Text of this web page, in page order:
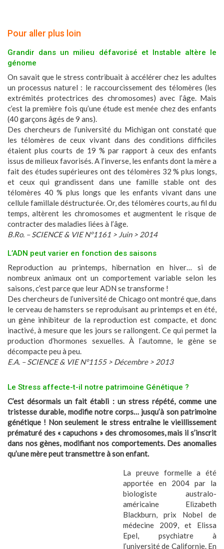
Pour aller plus loin
Grandir dans un milieu défavorisé et Instable altère le
génome
On savait que le stress contribuait à accélérer chez les adultes
un processus naturel : le raccourcissement des télomères (les
extrémités protectrices des chromosomes) avec l’âge. Mais
c’est la première fois qu’une étude est menée chez des enfants
(40 garçons âgés de 9 ans).
Des chercheurs de l’université du Michigan ont constaté que
les télomères de ceux vivant dans des conditions difficiles
étaient plus courts de 19 % par rapport à ceux des enfants
issus de milieux favorisés. A l’inverse, les enfants dont la mère a
fait des études supérieures ont des télomères 32 % plus longs,
et ceux qui grandissent dans une famille stable ont des
télomères 40 % plus longs que les enfants vivant dans une
cellule famillale déstructurée. Or, des télomères courts, au fil du
temps, altèrent les chromosomes et augmentent le risque de
contracter des maladies liées à l’âge.
B.Ro. – SCIENCE & VIE N°1161 > Juin > 2014
L’ADN peut varier en fonction des saisons
Reproduction au printemps, hibernation en hiver… si de
nombreux animaux ont un comportement variable selon les
saisons, c’est parce que leur ADN se transforme !
Des chercheurs de l’université de Chicago ont montré que, dans
le cerveau de hamsters se reproduisant au printemps et en été,
un gène inhibiteur de la reproduction est compacte, et donc
inactivé, à mesure que les jours se rallongent. Ce qui permet la
production d’hormones sexuelles. À l’automne, le gène se
décompacte peu à peu.
E.A. – SCIENCE & VIE N°1155 > Décembre > 2013
Le Stress affecte-t-il notre patrimoine Génétique ?
C’est désormais un fait établi : un stress répété, comme une
tristesse durable, modifie notre corps… jusqu’à son patrimoine
génétique ! Non seulement le stress entraîne le vieillissement
prématuré des « capuchons » des chromosomes, mais il s’inscrit
dans nos gènes, modifiant nos comportements. Des anomalies
qu’une mère peut transmettre à son enfant.
La preuve formelle a été
apportée en 2004 par la
biologiste australo-
américaine Elizabeth
Blackburn, prix Nobel de
médecine 2009, et Elissa
Epel, psychiatre à
l’université de Californie. En